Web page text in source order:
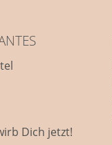
Dich jetzt!